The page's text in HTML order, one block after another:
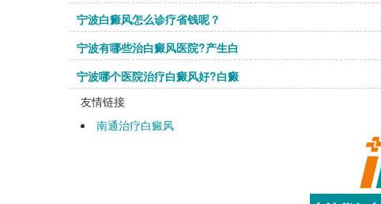
宁波白癜风怎么诊疗省钱呢？
宁波有哪些治白癜风医院?产生白
宁波哪个医院治疗白癜风好?白癜
友情链接
南通治疗白癜风